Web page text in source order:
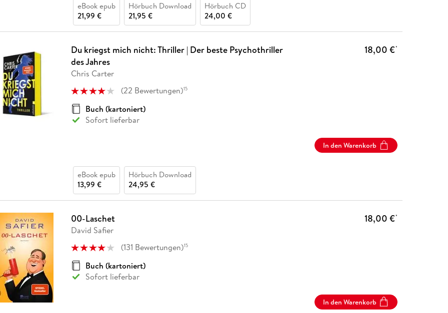
eBook epub
21,99 €
Hörbuch Download
21,95 €
Hörbuch CD
24,00 €
Du kriegst mich nicht: Thriller | Der beste Psychothriller
des Jahres
Chris Carter
(22 Bewertungen)15
Buch (kartoniert)
Sofort lieferbar
18,00 €*
In den Warenkorb
eBook epub
13,99 €
Hörbuch Download
24,95 €
00-Laschet
David Safier
(131 Bewertungen)15
Buch (kartoniert)
Sofort lieferbar
18,00 €*
In den Warenkorb